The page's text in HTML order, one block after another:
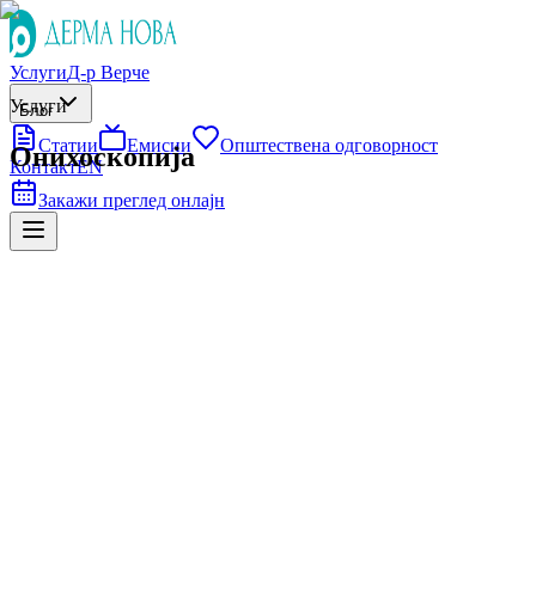
УслугиД-р Верче
Блог
Статии Емисии
Општествена одговорност
КонтактEN
Закажи преглед онлајн
Услуги
Онихоскопија